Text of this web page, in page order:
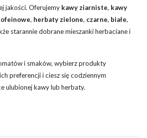
jakości. Oferujemy kawy ziarniste, kawy
, herbaty zielone, czarne, białe,
starannie dobrane mieszanki herbaciane i
i smaków, wybierz produkty
preferencji i ciesz się codziennym
ulubionej kawy lub herbaty.